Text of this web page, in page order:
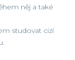
něj a také
studovat cizí